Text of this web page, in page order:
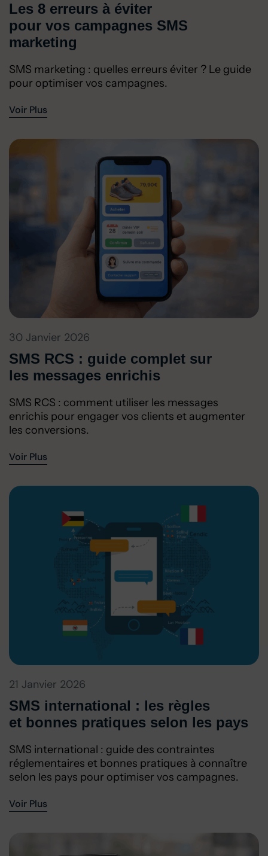
Les 8 erreurs à éviter
pour vos campagnes SMS
marketing
SMS marketing : quelles erreurs éviter ? Le guide
pour optimiser vos campagnes.
Voir Plus
30 Janvier 2026
SMS RCS : guide complet sur
les messages enrichis
SMS RCS : comment utiliser les messages
enrichis pour engager vos clients et augmenter
les conversions.
Voir Plus
21 Janvier 2026
SMS international : les règles
et bonnes pratiques selon les pays
SMS international : guide des contraintes
réglementaires et bonnes pratiques à connaître
selon les pays pour optimiser vos campagnes.
Voir Plus